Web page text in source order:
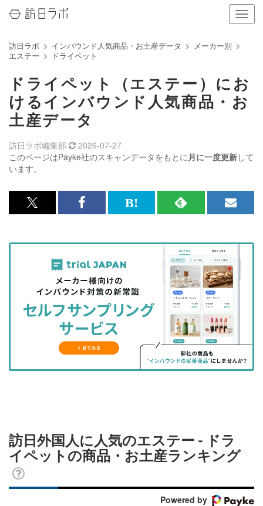
ナ
ビ
ン
の
表
り
る
訪日ラボ インバウンド人気商品・お土産データ
メーカー別
エステー
ドライペット
ドライペット（エステー）にお
けるインバウンド人気商品・お
土産データ
このページはPayke社のスキャンデータをもとに月に一度更新して
います。
訪日ラボ編集部 2026-07-27
x<br>
記
を
シ
ェ
る
Facebook<br>
記
事
を
シ
ェ
ア
す
る
は
な
ッ
ク
マ
に
RSS
記
事
を
購
読
す
る
メ
マ
ガ
登
録
す
る
訪日外国人に人気のエステー - ドラ
イペットの商品・お土産ランキング
Powered by